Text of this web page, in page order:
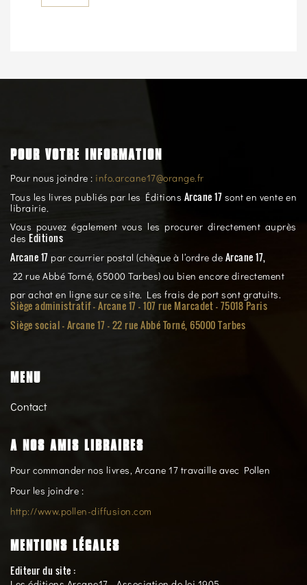
POUR VOTRE INFORMATION
Pour nous joindre : info.arcane17@orange.fr
Tous les livres publiés par les Éditions Arcane 17 sont en vente en
librairie.
Vous pouvez également vous les procurer directement auprès
des Editions
Arcane 17 par courrier postal (chèque à l’ordre de Arcane 17,
22 rue Abbé Torné, 65000 Tarbes) ou bien encore directement
par achat en ligne sur ce site. Les frais de port sont gratuits.
Siège administratif - Arcane 17 - 107 rue Marcadet - 75018 Paris
Siège social -Arcane 17 - 22 rue Abbé Torné, 65000 Tarbes
MENU
Contact
A NOS AMIS LIBRAIRES
Pour commander nos livres, Arcane 17 travaille avec Pollen
Pour les joindre :
http://www.pollen-diffusion.com
MENTIONS LÉGALES
Editeur du site :